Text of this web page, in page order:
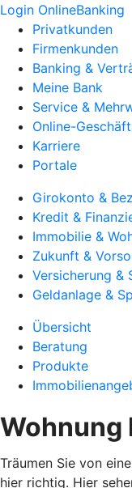
Login OnlineBanking
Privatkunden
Firmenkunden
Banking &
Meine Bank
Service &
Online-
Karriere
Portale
Girokonto &
Kredit &
Immobilie &
Zukunft &
Versicherung &
Geldanlage &
Übersicht
Beratung
Produkte
Wohnung
Träumen Sie von
hier richtig. Hier